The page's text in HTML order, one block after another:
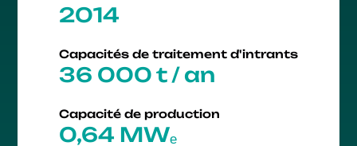
2014
Capacités de traitement d'intrants
36 000 t / an
Capacité de production
0,64 MWₑ